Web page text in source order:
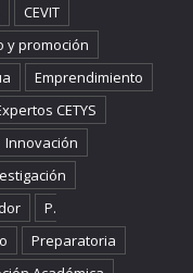
CEVIT
y promoción
Emprendimiento
CETYS
Innovación
P.
Preparatoria